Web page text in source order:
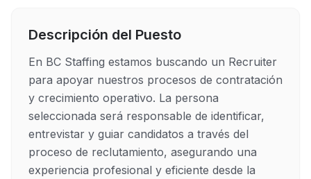
Descripción del Puesto
En BC Staffing estamos buscando un Recruiter
para apoyar nuestros procesos de contratación
y crecimiento operativo. La persona
seleccionada será responsable de identificar,
entrevistar y guiar candidatos a través del
proceso de reclutamiento, asegurando una
experiencia profesional y eficiente desde la